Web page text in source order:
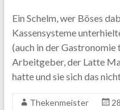
Ein Schelm, wer Böses
Kassensysteme
(auch in der
Arbeitgeber, der Latte
hatte und sie sich das
Thekenmeister